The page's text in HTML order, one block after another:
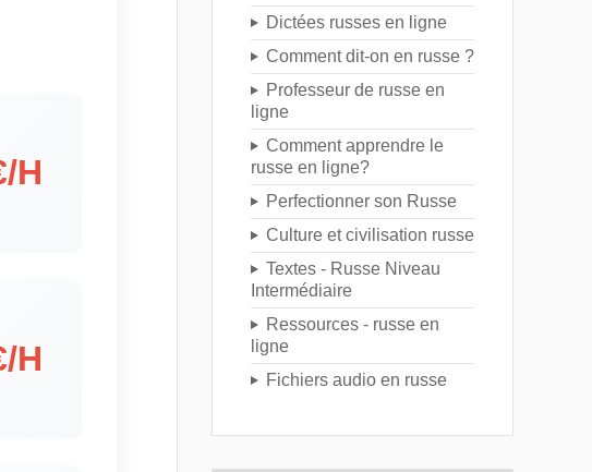
H
H
Dictées russes en ligne
Comment dit-on en russe ?
Professeur de russe en
ligne
Comment apprendre le
russe en ligne?
Perfectionner son Russe
Culture et civilisation russe
Textes - Russe Niveau
Intermédiaire
Ressources - russe en
ligne
Fichiers audio en russe